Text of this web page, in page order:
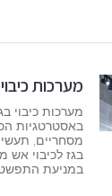
מערכות
מערכות כיבוי
באסטרטגיות
מסחריים,
בגז לכיבוי אש
במניעת